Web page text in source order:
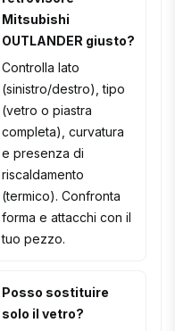
Mitsubishi
OUTLANDER giusto?
Controlla lato
(sinistro/destro), tipo
(vetro o piastra
completa), curvatura
e presenza di
riscaldamento
(termico). Confronta
forma e attacchi con il
tuo pezzo.
Posso sostituire
solo il vetro?